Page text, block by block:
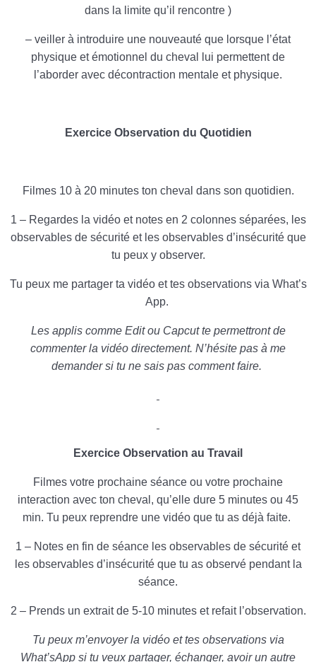
dans la limite qu’il rencontre )
– veiller à introduire une nouveauté que lorsque l’état
physique et émotionnel du cheval lui permettent de
l’aborder avec décontraction mentale et physique.
Exercice Observation du Quotidien
Filmes 10 à 20 minutes ton cheval dans son quotidien.
1 – Regardes la vidéo et notes en 2 colonnes séparées, les
observables de sécurité et les observables d’insécurité que
tu peux y observer.
Tu peux me partager ta vidéo et tes observations via What’s
App.
Les applis comme Edit ou Capcut te permettront de
commenter la vidéo directement. N’hésite pas à me
demander si tu ne sais pas comment faire.
Exercice Observation au Travail
Filmes votre prochaine séance ou votre prochaine
interaction avec ton cheval, qu’elle dure 5 minutes ou 45
min. Tu peux reprendre une vidéo que tu as déjà faite.
1 – Notes en fin de séance les observables de sécurité et
les observables d’insécurité que tu as observé pendant la
séance.
2 – Prends un extrait de 5-10 minutes et refait l’observation.
Tu peux m’envoyer la vidéo et tes observations via
What’sApp si tu veux partager, échanger, avoir un autre